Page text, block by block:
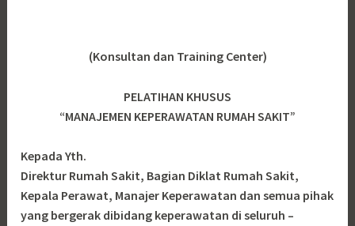
(Konsultan dan Training Center)
PELATIHAN KHUSUS
“MANAJEMEN KEPERAWATAN RUMAH SAKIT”
Kepada Yth.
Direktur Rumah Sakit, Bagian Diklat Rumah Sakit,
Kepala Perawat, Manajer Keperawatan dan semua pihak
yang bergerak dibidang keperawatan di seluruh –